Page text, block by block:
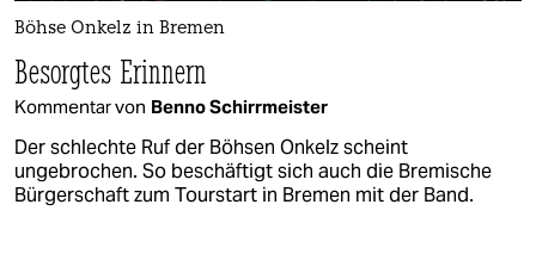
Böhse Onkelz in Bremen
Besorgtes Erinnern
Kommentar von Benno Schirrmeister
Der schlechte Ruf der Böhsen Onkelz scheint
ungebrochen. So beschäftigt sich auch die Bremische
Bürgerschaft zum Tourstart in Bremen mit der Band.